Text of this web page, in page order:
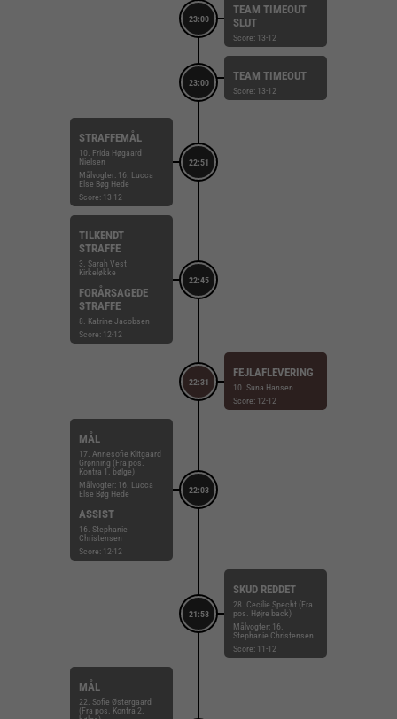
23:00
TEAM TIMEOUT
SLUT
Score: 13-12
23:00
TEAM TIMEOUT
Score: 13-12
22:51
STRAFFEMÅL
10. Frida Høgaard
Nielsen
Målvogter: 16. Lucca
Else Bøg Hede
Score: 13-12
22:45
TILKENDT
STRAFFE
3. Sarah Vest
Kirkeløkke
FORÅRSAGEDE
STRAFFE
8. Katrine Jacobsen
Score: 12-12
22:31
FEJLAFLEVERING
10. Suna Hansen
Score: 12-12
22:03
MÅL
17. Annesofie Klitgaard
Grønning (Fra pos.
Kontra 1. bølge)
Målvogter: 16. Lucca
Else Bøg Hede
ASSIST
16. Stephanie
Christensen
Score: 12-12
21:58
SKUD REDDET
28. Cecilie Specht (Fra
pos. Højre back)
Målvogter: 16.
Stephanie Christensen
Score: 11-12
MÅL
22. Sofie Østergaard
(Fra pos. Kontra 2.